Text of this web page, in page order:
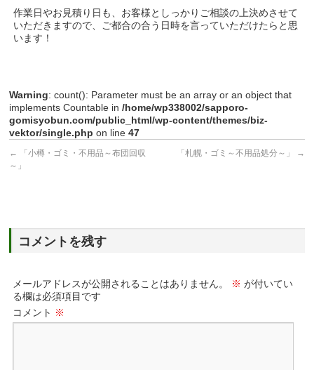
作業日やお見積り日も、お客様としっかりご相談の上決めさせて
いただきますので、ご都合の合う日時を言っていただけたらと思
います！
Warning: count(): Parameter must be an array or an object that
implements Countable in/home/wp338002/sapporo-
gomisyobun.com/public_html/wp-content/themes/biz-
vektor/single.php on line47
←
「小樽・ゴミ・不用品～布団回収
～」
「札幌・ゴミ～不用品処分～」 →
コメントを残す
メールアドレスが公開されることはありません。 ※ が付いてい
る欄は必須項目です
コメント ※